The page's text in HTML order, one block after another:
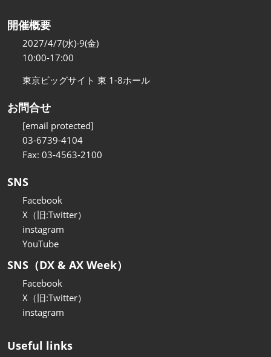
開催概要
2027/4/7(水)-9(金)
10:00-17:00
東京ビッグサイト 東 1-8ホール
お問合せ
[email protected]
03-6739-4104
Fax: 03-4563-2100
SNS
Facebook
X（旧:Twitter）
instagram
YouTube
SNS（DX & AX Week）
Facebook
X（旧:Twitter）
instagram
Useful links